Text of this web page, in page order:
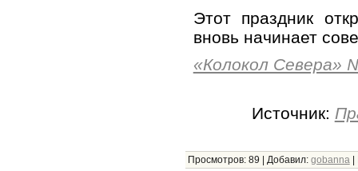
Этот праздник
вновь начинает
«Колокол Севера»
Источник:
Просмотров: 89 | Добавил: gobanna |